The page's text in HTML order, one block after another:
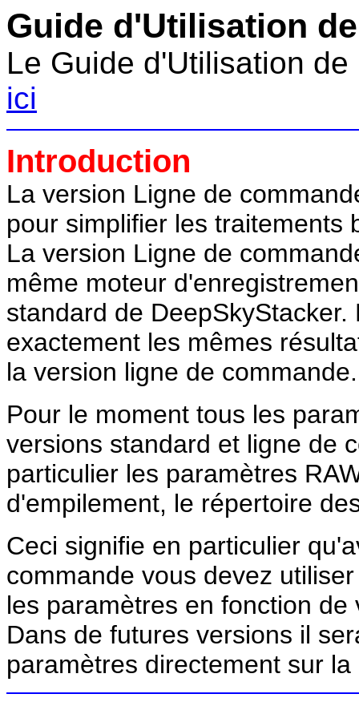
Guide d'Utilisation
Le Guide d'Utilisation
ici
Introduction
La version Ligne de
pour simplifier les traitements
La version Ligne de
même moteur
standard de
exactement les mêmes
la version ligne de commande.
Pour le moment tous les
versions standard et ligne de
particulier les paramètres
d'empilement, le répertoire
Ceci signifie en particulier
commande vous devez
les paramètres en fonction de
Dans de futures versions il
paramètres directement sur